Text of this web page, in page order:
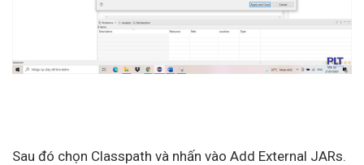
Sau đó chọn Classpath và nhấn vào Add External JARs.